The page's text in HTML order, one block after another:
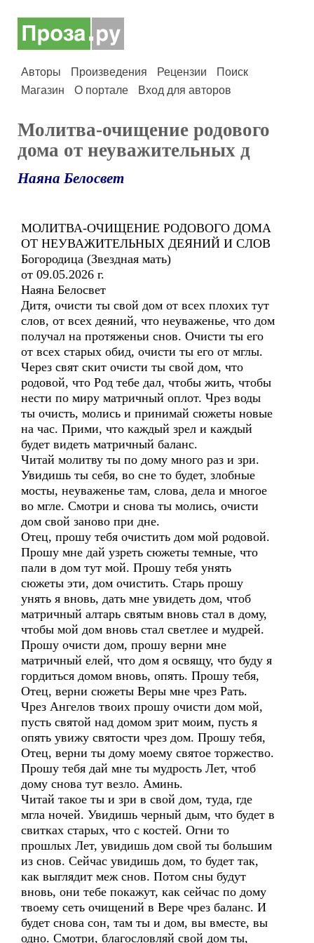
Авторы Произведения Рецензии
Поиск
Магазин
О портале Вход для авторов
Молитва-очищение родового
дома от неуважительных д
Наяна Белосвет
МОЛИТВА-ОЧИЩЕНИЕ РОДОВОГО ДОМА
ОТ НЕУВАЖИТЕЛЬНЫХ ДЕЯНИЙ И СЛОВ
Богородица (Звездная мать)
от 09.05.2026 г.
Наяна Белосвет
Дитя, очисти ты свой дом от всех плохих тут
слов, от всех деяний, что неуваженье, что дом
получал на протяженьи снов. Очисти ты его
от всех старых обид, очисти ты его от мглы.
Через свят скит очисти ты свой дом, что
родовой, что Род тебе дал, чтобы жить, чтобы
нести по миру матричный оплот. Чрез воды
ты очисть, молись и принимай сюжеты новые
на час. Прими, что каждый зрел и каждый
будет видеть матричный баланс.
Читай молитву ты по дому много раз и зри.
Увидишь ты себя, во сне то будет, злобные
мосты, неуваженье там, слова, дела и многое
во мгле. Смотри и снова ты молись, очисти
дом свой заново при дне.
Отец, прошу тебя очистить дом мой родовой.
Прошу мне дай узреть сюжеты темные, что
пали в дом тут мой. Прошу тебя унять
сюжеты эти, дом очистить. Старь прошу
унять я вновь, дать мне увидеть дом, чтоб
матричный алтарь святым вновь стал в дому,
чтобы мой дом вновь стал светлее и мудрей.
Прошу очисти дом, прошу верни мне
матричный елей, что дом я освящу, что буду я
гордиться домом вновь, опять. Прошу тебя,
Отец, верни сюжеты Веры мне чрез Рать.
Чрез Ангелов твоих прошу очисти дом мой,
пусть святой над домом зрит моим, пусть я
опять увижу святости чрез дом. Прошу тебя,
Отец, верни ты дому моему святое торжество.
Прошу тебя дай мне ты мудрость Лет, чтоб
дому снова тут везло. Аминь.
Читай такое ты и зри в свой дом, туда, где
мгла ночей. Увидишь черный дым, что будет в
свитках старых, что с костей. Огни то
прошлых Лет, увидишь дом свой ты большим
из снов. Сейчас увидишь дом, то будет так,
как выглядит меж снов. Потом сны будут
вновь, они тебе покажут, как сейчас по дому
твоему сеть очищений в Вере чрез баланс. И
будет снова сон, там ты и дом, вы вместе, вы
одно. Смотри, благословляй свой дом ты,